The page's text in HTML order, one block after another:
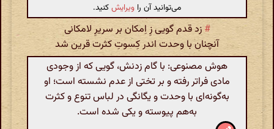
می‌توانید آن را ویرایشکنید.
# زد قدم گویی زِ اِمکان بر سریرِ لامکانی
آنچنان با وحدت اندر کِسوتِ کثرت قرین شد
هوش مصنوعی: با گام زدنش، گویی که از وجودی
مادی فراتر رفته و بر تختی از عدم نشسته است؛ او
به‌گونه‌ای با وحدت و یگانگی در لباس تنوع و کثرت
به‌هم پیوسته و یکی شده است.